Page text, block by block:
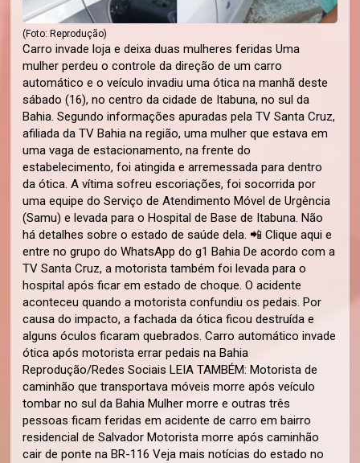
(Foto: Reprodução)
Carro invade loja e deixa duas mulheres feridas Uma
mulher perdeu o controle da direção de um carro
automático e o veículo invadiu uma ótica na manhã deste
sábado (16), no centro da cidade de Itabuna, no sul da
Bahia. Segundo informações apuradas pela TV Santa Cruz,
afiliada da TV Bahia na região, uma mulher que estava em
uma vaga de estacionamento, na frente do
estabelecimento, foi atingida e arremessada para dentro
da ótica. A vítima sofreu escoriações, foi socorrida por
uma equipe do Serviço de Atendimento Móvel de Urgência
(Samu) e levada para o Hospital de Base de Itabuna. Não
há detalhes sobre o estado de saúde dela. 📲 Clique aqui e
entre no grupo do WhatsApp do g1 Bahia De acordo com a
TV Santa Cruz, a motorista também foi levada para o
hospital após ficar em estado de choque. O acidente
aconteceu quando a motorista confundiu os pedais. Por
causa do impacto, a fachada da ótica ficou destruída e
alguns óculos ficaram quebrados. Carro automático invade
ótica após motorista errar pedais na Bahia
Reprodução/Redes Sociais LEIA TAMBÉM: Motorista de
caminhão que transportava móveis morre após veículo
tombar no sul da Bahia Mulher morre e outras três
pessoas ficam feridas em acidente de carro em bairro
residencial de Salvador Motorista morre após caminhão
cair de ponte na BR-116 Veja mais notícias do estado no